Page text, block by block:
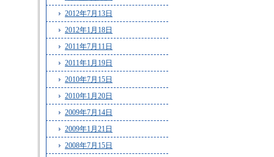
2012年7月13日
2012年1月18日
2011年7月11日
2011年1月19日
2010年7月15日
2010年1月20日
2009年7月14日
2009年1月21日
2008年7月15日